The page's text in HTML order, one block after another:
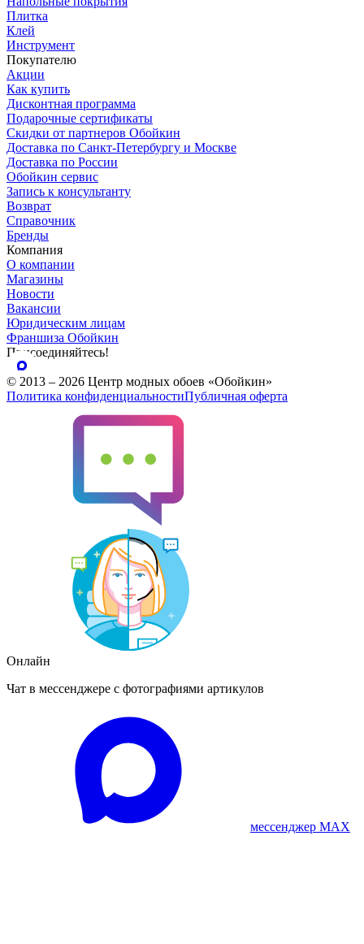
Плитка
Клей
Инструмент
Покупателю
Акции
Как купить
Дисконтная программа
Подарочные сертификаты
Скидки от партнеров Обойкин
Доставка по Санкт-Петербургу и Москве
Доставка по России
Обойкин сервис
Запись к консультанту
Возврат
Справочник
Бренды
Компания
О компании
Магазины
Новости
Вакансии
Юридическим лицам
Франшиза Обойкин
Присоединяйтесь!
© 2013 – 2026 Центр модных обоев «Обойкин»
Политика конфиденциальностиПубличная оферта
Онлайн
Чат в мессенджере с фотографиями артикулов
мессенджер MAX